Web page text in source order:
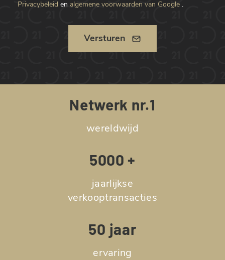
Privacybeleid en algemene voorwaarden van Google .
Versturen
Netwerk nr.1
wereldwijd
5000 +
jaarlijkse
verkooptransacties
50 jaar
ervaring